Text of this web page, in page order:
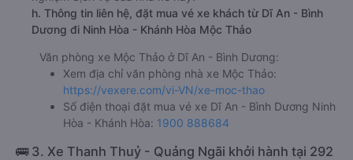
h. Thông tin liên hệ, đặt mua vé xe khách từ Dĩ An - Bình
Dương đi Ninh Hòa - Khánh Hòa Mộc Thảo
Văn phòng xe Mộc Thảo ở Dĩ An - Bình Dương:
Xem địa chỉ văn phòng nhà xe Mộc Thảo:
https://vexere.com/vi-VN/xe-moc-thao
Số điện thoại đặt mua vé xe Dĩ An - Bình Dương Ninh
Hòa - Khánh Hòa: 1900 888684
🚌 3. Xe Thanh Thuỷ - Quảng Ngãi khởi hành tại 292